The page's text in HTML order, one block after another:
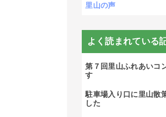
里山の声
よく読まれている
第７回里山ふれあいコ
す
駐車場入り口に里山散
した